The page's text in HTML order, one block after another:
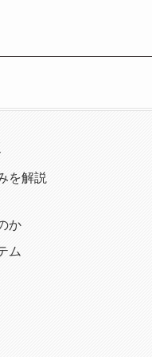
を解説
か
ム